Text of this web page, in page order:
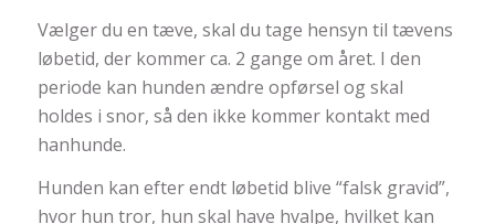
Vælger du en tæve, skal du tage hensyn til tævens
løbetid, der kommer ca. 2 gange om året. I den
periode kan hunden ændre opførsel og skal
holdes i snor, så den ikke kommer kontakt med
hanhunde.
Hunden kan efter endt løbetid blive “falsk gravid”,
hvor hun tror, hun skal have hvalpe, hvilket kan